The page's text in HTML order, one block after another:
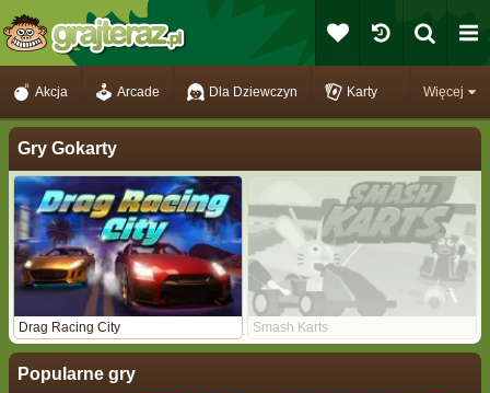
Więcej
Akcja Arcade Dla Dziewczyn Karty
Gry Gokarty
Drag Racing City Smash Karts
Popularne gry